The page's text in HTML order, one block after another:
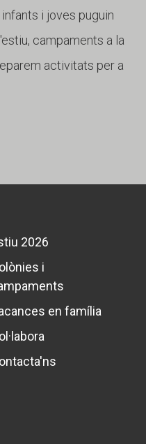
i joves puguin
campaments a la
activitats per a
2026
i
en família